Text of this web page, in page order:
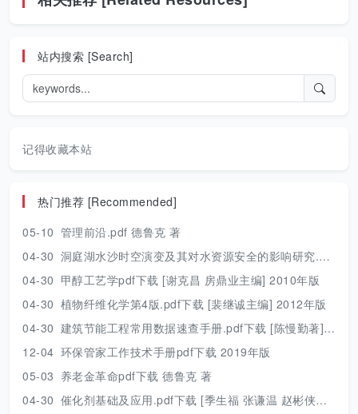
站内搜索 [Search]
记得收藏本站
热门推荐 [Recommended]
05-10 管理前沿.pdf 德鲁克 著
04-30 洞庭湖水沙时空演变及其对水资源安全的影响研究.pdf 胡光伟 著 2017年版
04-30 甲醇工艺学pdf下载 [谢克昌 房鼎业主编] 2010年版
04-30 植物纤维化学第4版.pdf下载 [裴继诚主编] 2012年版
04-30 建筑节能工程常用数据速查手册.pdf下载 [陈慢勤著] 2010年版
12-04 环保管家工作技术手册pdf下载 2019年版
05-03 养老金革命pdf下载 德鲁克 著
04-30 催化剂基础及应用.pdf下载 [季生福 张谦温 赵彬侠编] 2011年版